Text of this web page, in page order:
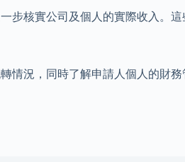
核實公司及個人的實際收入。這
情況，同時了解申請人個人的財